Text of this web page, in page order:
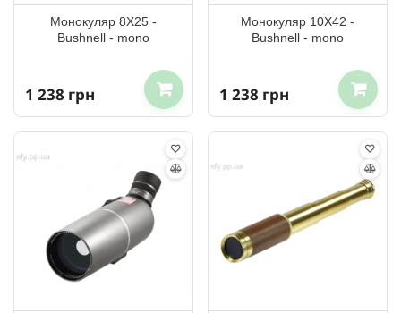
Монокуляр 8X25 -
Bushnell - mono
1 238 грн
Монокуляр 10X42 -
Bushnell - mono
1 238 грн